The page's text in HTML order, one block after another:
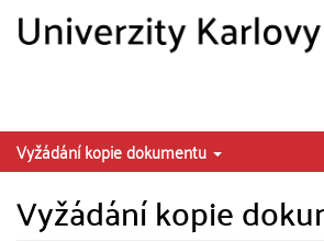
Vyžádání kopie dokumentu
Vyžádání kopie